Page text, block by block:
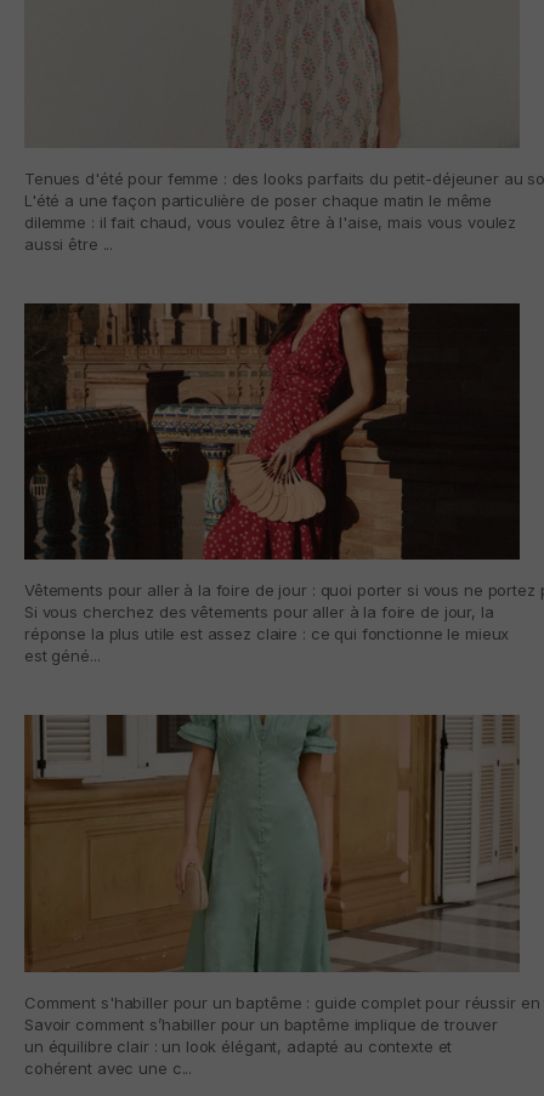
Tenues d'été pour femme : des looks parfaits du petit-déjeuner au
L'été a une façon particulière de poser chaque matin le même
dilemme : il fait chaud, vous voulez être à l'aise, mais vous voulez
aussi être ...
Vêtements pour aller à la foire de jour : quoi porter si vous ne
Si vous cherchez des vêtements pour aller à la foire de jour, la
réponse la plus utile est assez claire : ce qui fonctionne le mieux
est géné...
Comment s'habiller pour un baptême : guide complet pour réussir
Savoir comment s’habiller pour un baptême implique de trouver
un équilibre clair : un look élégant, adapté au contexte et
cohérent avec une c...